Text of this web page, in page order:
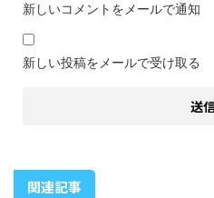
新しいコメントをメールで通知
新しい投稿をメールで受け取る
関連記事